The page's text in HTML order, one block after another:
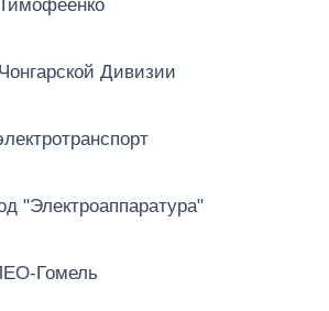
Дивизии
"Электроаппаратура"
Гомель